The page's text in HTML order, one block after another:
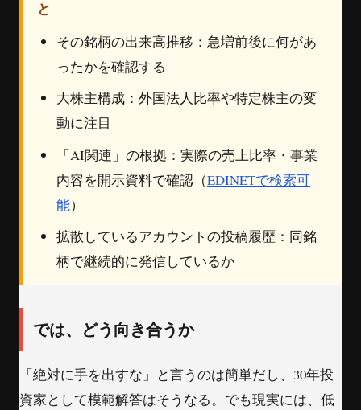
と
その銘柄の出来高推移：急増前後に何があ
ったかを確認する
大株主構成：外国法人比率や特定株主の変
動に注目
「AI関連」の根拠：実際の売上比率・事業
内容を開示資料で確認（EDINETで検索可
能）
拡散しているアカウントの投稿履歴：同銘
柄で継続的に発信しているか
では、どう向き合うか
「絶対に手を出すな」と言うのは簡単だし、30年投
資家として模範解答はそうなる。でも現実には、低